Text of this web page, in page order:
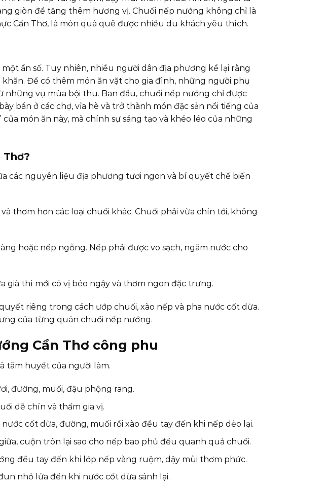
giòn để tăng thêm hương vị. Chuối nếp nướng không chỉ là
Cần Thơ, là món quà quê được nhiều du khách yêu thích.
ẩn số. Tuy nhiên, nhiều người dân địa phương kể lại rằng
Để có thêm món ăn vặt cho gia đình, những người phụ
những vụ mùa bội thu. Ban đầu, chuối nếp nướng chỉ được
bán ở các chợ, vỉa hè và trở thành món đặc sản nổi tiếng của
món ăn này, mà chính sự sáng tạo và khéo léo của những
các nguyên liệu địa phương tươi ngon và bí quyết chế biến
thơm hơn các loại chuối khác. Chuối phải vừa chín tới, không
hoặc nếp ngỗng. Nếp phải được vo sạch, ngâm nước cho
già thì mới có vị béo ngậy và thơm ngon đặc trưng.
riêng trong cách ướp chuối, xào nếp và pha nước cốt dừa.
của từng quán chuối nếp nướng.
Cần Thơ công phu
tâm huyết của người làm.
đường, muối, đậu phộng rang.
dễ chín và thấm gia vị.
cốt dừa, đường, muối rồi xào đều tay đến khi nếp dẻo lại.
cuộn tròn lại sao cho nếp bao phủ đều quanh quả chuối.
đều tay đến khi lớp nếp vàng ruộm, dậy mùi thơm phức.
nhỏ lửa đến khi nước cốt dừa sánh lại.